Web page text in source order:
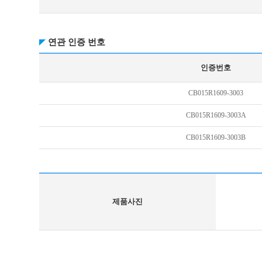
연관 인증 번호
인증번호
CB015R1609-3003
CB015R1609-3003A
CB015R1609-3003B
제품사진